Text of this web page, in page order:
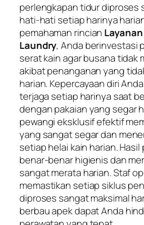
perlengkapan tidur diproses
hati-hati setiap harinya
pemahaman rincian
Laundry, Anda berinvestasi
serat kain agar busana tidak
akibat penanganan yang
harian. Kepercayaan diri
terjaga setiap harinya saat
dengan pakaian yang segar
pewangi eksklusif efektif
yang sangat segar dan
setiap helai kain harian.
benar-benar higienis dan
sangat merata harian. Staf
memastikan setiap siklus
diproses sangat maksimal
berbau apek dapat Anda